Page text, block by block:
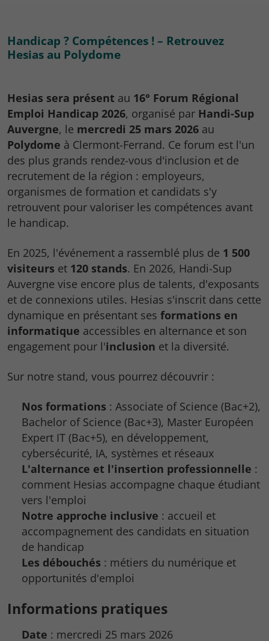
Handicap ? Compétences ! – Retrouvez
Hesias au Polydome
Hesias sera présent au 16° Forum Régional
Emploi Handicap 2026, organisé par Handi-Sup
Auvergne, le mercredi 25 mars 2026 au
Polydome à Clermont-Ferrand. Ce forum est l'un
des plus grands rendez-vous d'inclusion et de
recrutement de la région : employeurs,
organismes de formation et candidats s'y
retrouvent pour valoriser les compétences avant
le handicap.
En 2025, l'événement a rassemblé plus de 1 500
visiteurs et 120 stands. En 2026, Handi-Sup
Auvergne vise encore plus de talents, d'exposants
et de connexions utiles. Hesias s'inscrit dans cette
dynamique en présentant ses formations en
informatique accessibles en alternance et son
engagement pour l'inclusion et la diversité.
Sur notre stand, vous pourrez découvrir :
Nos formations : Associate of Science (Bac+2),
Bachelor of Science (Bac+3), Master Européen
Expert IT (Bac+5), en développement,
cybersécurité, IA, systèmes et réseaux
L'alternance et l'insertion professionnelle :
comment Hesias accompagne chaque étudiant
vers l'emploi
Notre approche inclusive : accueil et
accompagnement des candidats en situation
de handicap
Les débouchés : métiers du numérique et
opportunités d'emploi
Informations pratiques
Date : mercredi 25 mars 2026